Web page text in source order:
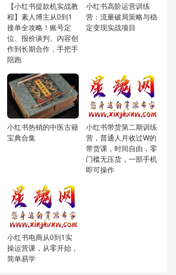
【小红书提款机实战教
程】素人博主从0到1
接单全攻略！账号定
位、报价谈判、内容创
作到长期合作，手把手
陪跑
小红书高阶运营训练
营：流量破局策略与稳
定变现实战项目
小红书热销的中医古籍
宝典合集
小红书带货第二期训练
营，普通人月收过W的
带货课，时间自由，零
门槛无压货，一部手机
即可操作
小红书电商从0到1实
操运营课，从零开始，
简单易学